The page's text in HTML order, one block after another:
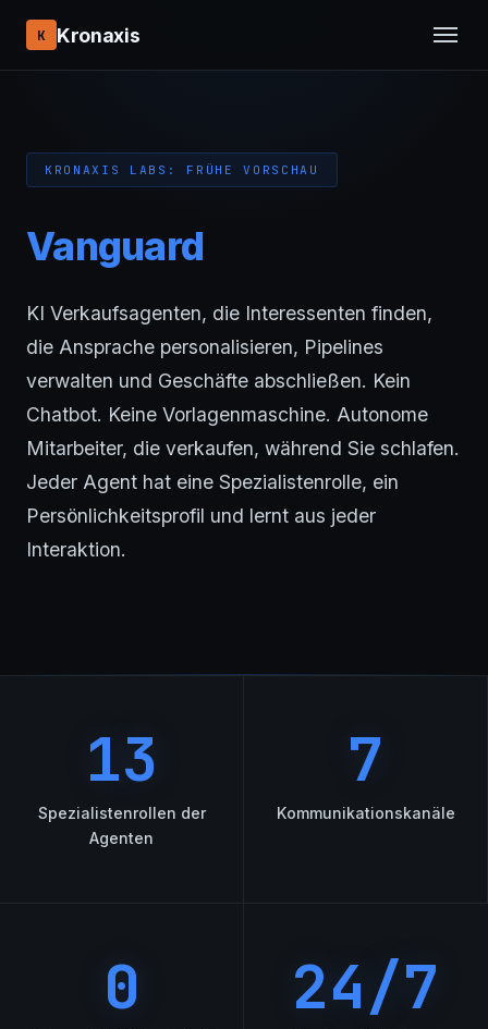
K Kronaxis
KRONAXIS LABS: FRÜHE VORSCHAU
Vanguard
KI Verkaufsagenten, die Interessenten finden,
die Ansprache personalisieren, Pipelines
verwalten und Geschäfte abschließen. Kein
Chatbot. Keine Vorlagenmaschine. Autonome
Mitarbeiter, die verkaufen, während Sie schlafen.
Jeder Agent hat eine Spezialistenrolle, ein
Persönlichkeitsprofil und lernt aus jeder
Interaktion.
13
Spezialistenrollen der
Agenten
7
Kommunikationskanäle
0 24/7